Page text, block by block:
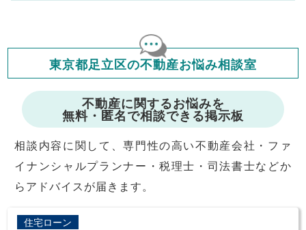
ますが、お借り入れの際に各金融機関にご相談ください。
会員マイページでは
修繕費・管理費の計算もできます
東京都足立区の不動産お悩み相談室
不動産に関するお悩みを
無料・匿名で相談できる掲示板
相談内容に関して、専門性の高い不動産会社・ファ
イナンシャルプランナー・税理士・司法書士などか
らアドバイスが届きます。
住宅ローン